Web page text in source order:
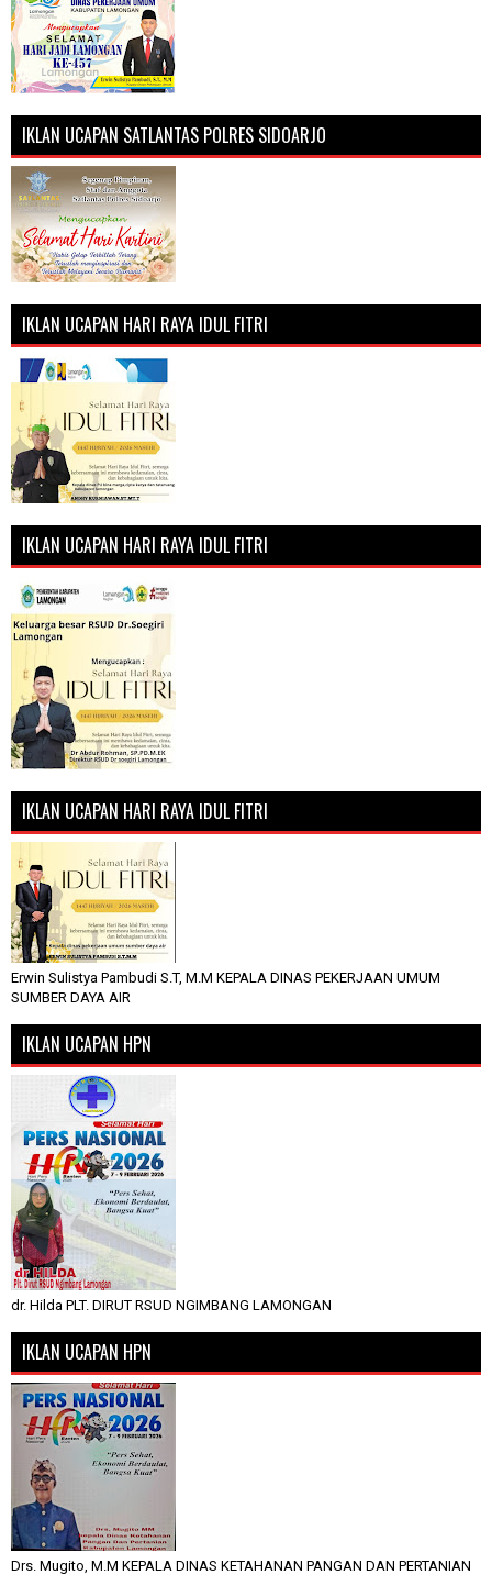
IKLAN UCAPAN SATLANTAS POLRES SIDOARJO
IKLAN UCAPAN HARI RAYA IDUL FITRI
IKLAN UCAPAN HARI RAYA IDUL FITRI
IKLAN UCAPAN HARI RAYA IDUL FITRI
Erwin Sulistya Pambudi S.T, M.M KEPALA DINAS PEKERJAAN UMUM
SUMBER DAYA AIR
IKLAN UCAPAN HPN
dr. Hilda PLT. DIRUT RSUD NGIMBANG LAMONGAN
IKLAN UCAPAN HPN
Drs. Mugito, M.M KEPALA DINAS KETAHANAN PANGAN DAN PERTANIAN